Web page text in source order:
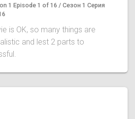
1 Episode 1 of 16 / Сезон 1 Серия
is OK, so many things are
and lest 2 parts to